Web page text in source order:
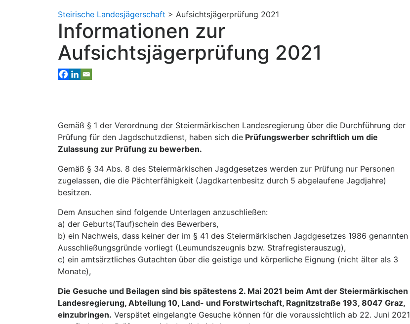
Steirische Landesjägerschaft > Aufsichtsjägerprüfung 2021
Informationen zur
Aufsichtsjägerprüfung 2021
Gemäß § 1 der Verordnung der Steiermärkischen Landesregierung über die Durchführung der
Prüfung für den Jagdschutzdienst, haben sich die Prüfungswerber schriftlich um die
Zulassung zur Prüfung zu bewerben.
Gemäß § 34 Abs. 8 des Steiermärkischen Jagdgesetzes werden zur Prüfung nur Personen
zugelassen, die die Pächterfähigkeit (Jagdkartenbesitz durch 5 abgelaufene Jagdjahre)
besitzen.
Dem Ansuchen sind folgende Unterlagen anzuschließen:
a) der Geburts(Tauf)schein des Bewerbers,
b) ein Nachweis, dass keiner der im § 41 des Steiermärkischen Jagdgesetzes 1986 genannten
Ausschließungsgründe vorliegt (Leumundszeugnis bzw. Strafregisterauszug),
c) ein amtsärztliches Gutachten über die geistige und körperliche Eignung (nicht älter als 3
Monate),
Die Gesuche und Beilagen sind bis spätestens 2. Mai 2021 beim Amt der Steiermärkischen
Landesregierung, Abteilung 10, Land- und Forstwirtschaft, Ragnitzstraße 193, 8047 Graz,
einzubringen. Verspätet eingelangte Gesuche können für die voraussichtlich ab 22. Juni 2021